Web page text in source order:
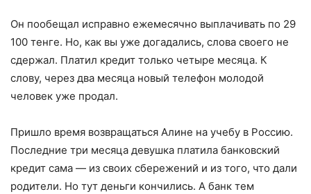
Он пообещал исправно ежемесячно выплачивать по 29
100 тенге. Но, как вы уже догадались, слова своего не
сдержал. Платил кредит только четыре месяца. К
слову, через два месяца новый телефон молодой
человек уже продал.
Пришло время возвращаться Алине на учебу в Россию.
Последние три месяца девушка платила банковский
кредит сама — из своих сбережений и из того, что дали
родители. Но тут деньги кончились. А банк тем